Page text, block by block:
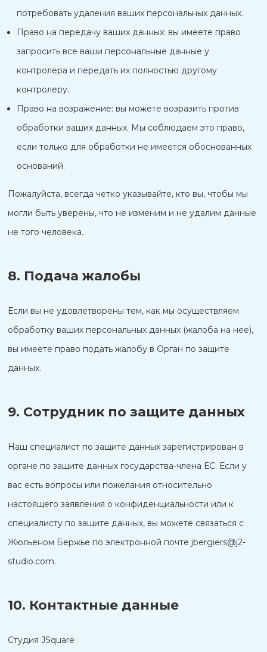
потребовать удаления ваших персональных данных.
Право на передачу ваших данных: вы имеете право
запросить все ваши персональные данные у
контролера и передать их полностью другому
контролеру.
Право на возражение: вы можете возразить против
обработки ваших данных. Мы соблюдаем это право,
если только для обработки не имеется обоснованных
оснований.
Пожалуйста, всегда четко указывайте, кто вы, чтобы мы
могли быть уверены, что не изменим и не удалим данные
не того человека.
8. Подача жалобы
Если вы не удовлетворены тем, как мы осуществляем
обработку ваших персональных данных (жалоба на нее),
вы имеете право подать жалобу в Орган по защите
данных.
9. Сотрудник по защите данных
Наш специалист по защите данных зарегистрирован в
органе по защите данных государства-члена ЕС. Если у
вас есть вопросы или пожелания относительно
настоящего заявления о конфиденциальности или к
специалисту по защите данных, вы можете связаться с
Жюльеном Бержье по электронной почте jbergiers@j2-
studio.com.
10. Контактные данные
Студия JSquare